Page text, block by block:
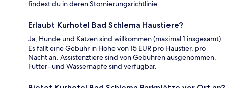
findest du in deren Stornierungsrichtlinie.
Erlaubt Kurhotel Bad Schlema Haustiere?
Ja, Hunde und Katzen sind willkommen (maximal 1 insgesamt).
Es fällt eine Gebühr in Höhe von 15 EUR pro Haustier, pro
Nacht an. Assistenztiere sind von Gebühren ausgenommen.
Futter- und Wassernäpfe sind verfügbar.